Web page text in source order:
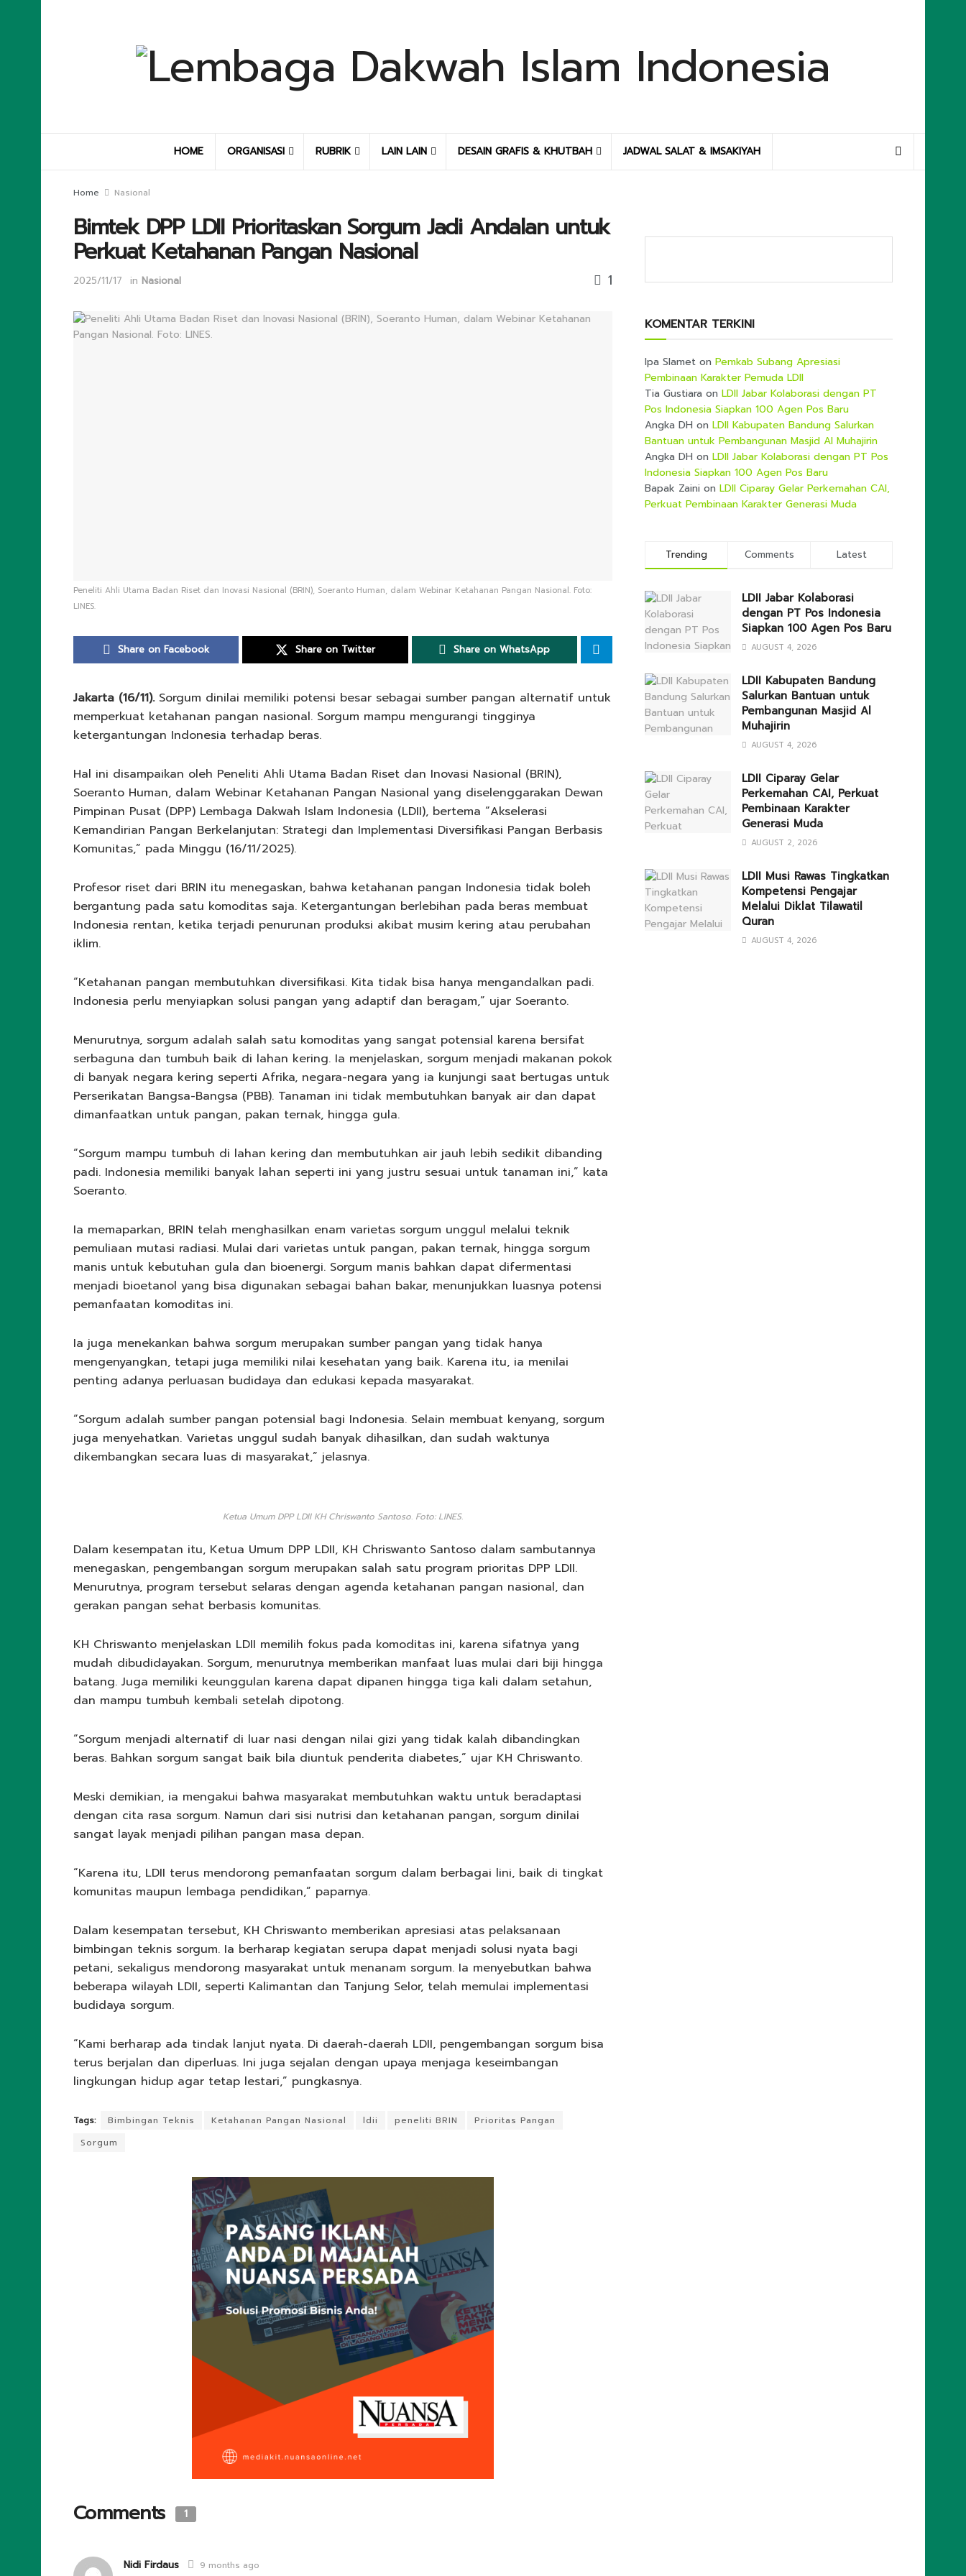
HOME ORGANISASI RUBRIK LAIN LAIN DESAIN GRAFIS & KHUTBAH JADWAL SALAT & IMSAKIYAH
Home Nasional
Bimtek DPP LDII Prioritaskan Sorgum Jadi Andalan untuk
Perkuat Ketahanan Pangan Nasional
2025/11/17 in Nasional 1
Peneliti Ahli Utama Badan Riset dan Inovasi Nasional (BRIN), Soeranto Human, dalam Webinar Ketahanan Pangan Nasional. Foto:
LINES.
Share on Facebook Share on Twitter Share on WhatsApp
Jakarta (16/11).Sorgum dinilai memiliki potensi besar sebagai sumber pangan alternatif untuk
memperkuat ketahanan pangan nasional. Sorgum mampu mengurangi tingginya
ketergantungan Indonesia terhadap beras.
Hal ini disampaikan oleh Peneliti Ahli Utama Badan Riset dan Inovasi Nasional (BRIN),
Soeranto Human, dalam Webinar Ketahanan Pangan Nasional yang diselenggarakan Dewan
Pimpinan Pusat (DPP) Lembaga Dakwah Islam Indonesia (LDII), bertema “Akselerasi
Kemandirian Pangan Berkelanjutan: Strategi dan Implementasi Diversifikasi Pangan Berbasis
Komunitas,” pada Minggu (16/11/2025).
Profesor riset dari BRIN itu menegaskan, bahwa ketahanan pangan Indonesia tidak boleh
bergantung pada satu komoditas saja. Ketergantungan berlebihan pada beras membuat
Indonesia rentan, ketika terjadi penurunan produksi akibat musim kering atau perubahan
iklim.
“Ketahanan pangan membutuhkan diversifikasi. Kita tidak bisa hanya mengandalkan padi.
Indonesia perlu menyiapkan solusi pangan yang adaptif dan beragam,” ujar Soeranto.
Menurutnya, sorgum adalah salah satu komoditas yang sangat potensial karena bersifat
serbaguna dan tumbuh baik di lahan kering. Ia menjelaskan, sorgum menjadi makanan pokok
di banyak negara kering seperti Afrika, negara-negara yang ia kunjungi saat bertugas untuk
Perserikatan Bangsa-Bangsa (PBB). Tanaman ini tidak membutuhkan banyak air dan dapat
dimanfaatkan untuk pangan, pakan ternak, hingga gula.
“Sorgum mampu tumbuh di lahan kering dan membutuhkan air jauh lebih sedikit dibanding
padi. Indonesia memiliki banyak lahan seperti ini yang justru sesuai untuk tanaman ini,” kata
Soeranto.
Ia memaparkan, BRIN telah menghasilkan enam varietas sorgum unggul melalui teknik
pemuliaan mutasi radiasi. Mulai dari varietas untuk pangan, pakan ternak, hingga sorgum
manis untuk kebutuhan gula dan bioenergi. Sorgum manis bahkan dapat difermentasi
menjadi bioetanol yang bisa digunakan sebagai bahan bakar, menunjukkan luasnya potensi
pemanfaatan komoditas ini.
Ia juga menekankan bahwa sorgum merupakan sumber pangan yang tidak hanya
mengenyangkan, tetapi juga memiliki nilai kesehatan yang baik. Karena itu, ia menilai
penting adanya perluasan budidaya dan edukasi kepada masyarakat.
“Sorgum adalah sumber pangan potensial bagi Indonesia. Selain membuat kenyang, sorgum
juga menyehatkan. Varietas unggul sudah banyak dihasilkan, dan sudah waktunya
dikembangkan secara luas di masyarakat,” jelasnya.
Ketua Umum DPP LDII KH Chriswanto Santoso. Foto: LINES.
Dalam kesempatan itu, Ketua Umum DPP LDII, KH Chriswanto Santoso dalam sambutannya
menegaskan, pengembangan sorgum merupakan salah satu program prioritas DPP LDII.
Menurutnya, program tersebut selaras dengan agenda ketahanan pangan nasional, dan
gerakan pangan sehat berbasis komunitas.
KH Chriswanto menjelaskan LDII memilih fokus pada komoditas ini, karena sifatnya yang
mudah dibudidayakan. Sorgum, menurutnya memberikan manfaat luas mulai dari biji hingga
batang. Juga memiliki keunggulan karena dapat dipanen hingga tiga kali dalam setahun,
dan mampu tumbuh kembali setelah dipotong.
“Sorgum menjadi alternatif di luar nasi dengan nilai gizi yang tidak kalah dibandingkan
beras. Bahkan sorgum sangat baik bila diuntuk penderita diabetes,” ujar KH Chriswanto.
Meski demikian, ia mengakui bahwa masyarakat membutuhkan waktu untuk beradaptasi
dengan cita rasa sorgum. Namun dari sisi nutrisi dan ketahanan pangan, sorgum dinilai
sangat layak menjadi pilihan pangan masa depan.
“Karena itu, LDII terus mendorong pemanfaatan sorgum dalam berbagai lini, baik di tingkat
komunitas maupun lembaga pendidikan,” paparnya.
Dalam kesempatan tersebut, KH Chriswanto memberikan apresiasi atas pelaksanaan
bimbingan teknis sorgum. Ia berharap kegiatan serupa dapat menjadi solusi nyata bagi
petani, sekaligus mendorong masyarakat untuk menanam sorgum. Ia menyebutkan bahwa
beberapa wilayah LDII, seperti Kalimantan dan Tanjung Selor, telah memulai implementasi
budidaya sorgum.
“Kami berharap ada tindak lanjut nyata. Di daerah-daerah LDII, pengembangan sorgum bisa
terus berjalan dan diperluas. Ini juga sejalan dengan upaya menjaga keseimbangan
lingkungan hidup agar tetap lestari,” pungkasnya.
Tags: Bimbingan Teknis Ketahanan Pangan Nasional ldii peneliti BRIN
Prioritas Pangan
Sorgum
Comments 1
Nidi Firdaus 9 months ago
KOMENTAR TERKINI
Ipa Slamet on Pemkab Subang Apresiasi
Pembinaan Karakter Pemuda LDII
Tia Gustiara on LDII Jabar Kolaborasi dengan PT
Pos Indonesia Siapkan 100 Agen Pos Baru
Angka DH on LDII Kabupaten Bandung Salurkan
Bantuan untuk Pembangunan Masjid Al Muhajirin
Angka DH on LDII Jabar Kolaborasi dengan PT Pos
Indonesia Siapkan 100 Agen Pos Baru
Bapak Zaini on LDII Ciparay Gelar Perkemahan CAI,
Perkuat Pembinaan Karakter Generasi Muda
Trending Comments Latest
LDII Jabar Kolaborasi
dengan PT Pos Indonesia
Siapkan 100 Agen Pos Baru
AUGUST 4, 2026
LDII Kabupaten Bandung
Salurkan Bantuan untuk
Pembangunan Masjid Al
Muhajirin
AUGUST 4, 2026
LDII Ciparay Gelar
Perkemahan CAI, Perkuat
Pembinaan Karakter
Generasi Muda
AUGUST 2, 2026
LDII Musi Rawas Tingkatkan
Kompetensi Pengajar
Melalui Diklat Tilawatil
Quran
AUGUST 4, 2026